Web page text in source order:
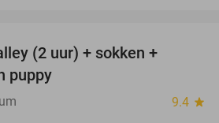
(2 uur) + sokken +
puppy
9.4 star